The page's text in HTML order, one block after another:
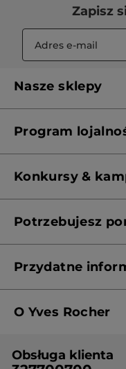
Zapisz
Nasze sklepy
Franczyza
Program
Konkursy &
Potrzebujesz
Przydatne
Polityka prywatności
Cennik
O Yves Rocher
Nasza wiedza
Obsługa klienta